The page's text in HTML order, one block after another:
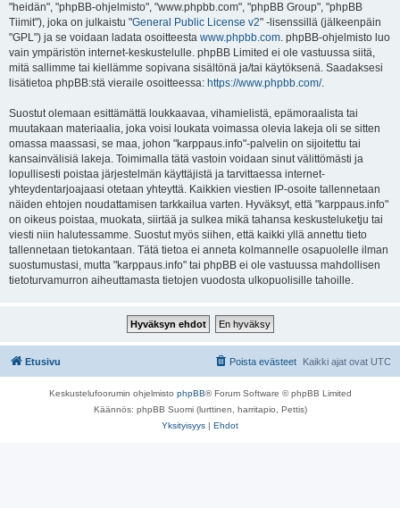
"heidän", "phpBB-ohjelmisto", "www.phpbb.com", "phpBB Group", "phpBB
Tiimit"), joka on julkaistu "General Public License v2" -lisenssillä (jälkeenpäin
"GPL") ja se voidaan ladata osoitteesta www.phpbb.com. phpBB-ohjelmisto luo
vain ympäristön internet-keskustelulle. phpBB Limited ei ole vastuussa siitä,
mitä sallimme tai kiellämme sopivana sisältönä ja/tai käytöksenä. Saadaksesi
lisätietoa phpBB:stä vieraile osoitteessa: https://www.phpbb.com/.
Suostut olemaan esittämättä loukkaavaa, vihamielistä, epämoraalista tai
muutakaan materiaalia, joka voisi loukata voimassa olevia lakeja oli se sitten
omassa maassasi, se maa, johon "karppaus.info"-palvelin on sijoitettu tai
kansainvälisiä lakeja. Toimimalla tätä vastoin voidaan sinut välittömästi ja
lopullisesti poistaa järjestelmän käyttäjistä ja tarvittaessa internet-
yhteydentarjoajaasi otetaan yhteyttä. Kaikkien viestien IP-osoite tallennetaan
näiden ehtojen noudattamisen tarkkailua varten. Hyväksyt, että "karppaus.info"
on oikeus poistaa, muokata, siirtää ja sulkea mikä tahansa keskusteluketju tai
viesti niin halutessamme. Suostut myös siihen, että kaikki yllä annettu tieto
tallennetaan tietokantaan. Tätä tietoa ei anneta kolmannelle osapuolelle ilman
suostumustasi, mutta "karppaus.info" tai phpBB ei ole vastuussa mahdollisen
tietoturvamurron aiheuttamasta tietojen vuodosta ulkopuolisille tahoille.
Etusivu Kaikki ajat ovat UTC
Poista evästeet
Keskustelufoorumin ohjelmisto phpBB® Forum Software © phpBB Limited
Käännös: phpBB Suomi (lurttinen, harritapio, Pettis)
Yksityisyys | Ehdot